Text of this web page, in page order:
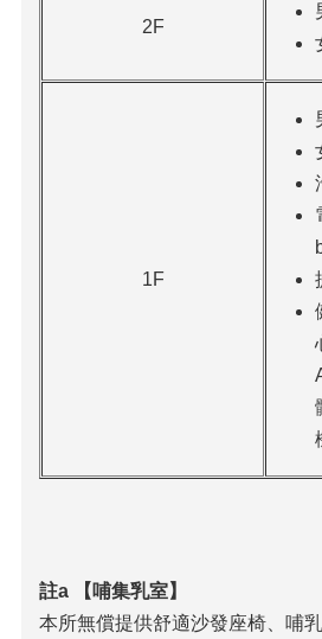
2F
1F
註a 【哺集乳室】
本所無償提供舒適沙發座椅、哺